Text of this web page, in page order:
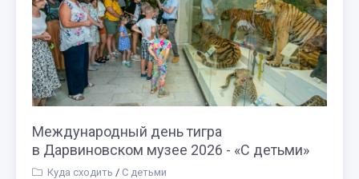
Международный день тигра
в Дарвиновском музее 2026 - «С детьми»
Куда сходить / С детьми